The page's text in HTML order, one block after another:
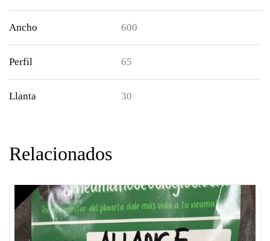
Ancho 600
Perfil 65
Llanta 30
Relacionados